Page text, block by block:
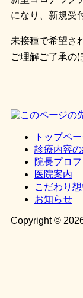
になり、新規受
未接種で希望さ
ご理解ご了承の
トップペ
診療内容
院長プロ
医院案内
こだわり
お知らせ
Copyright ©